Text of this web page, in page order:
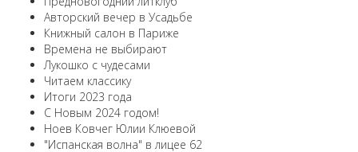
Авторский вечер в Усадьбе
Книжный салон в Париже
Времена не выбирают
Лукошко с чудесами
Читаем классику
Итоги 2023 года
С Новым 2024 годом!
Ноев Ковчег Юлии Клюевой
"Испанская волна" в лицее 62